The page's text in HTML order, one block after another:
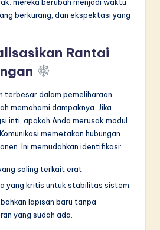
mereka berubah menjadi waktu
berkurang, dan ekspektasi yang
Rantai
terbesar dalam pemeliharaan
memahami dampaknya. Jika
inti, apakah Anda merusak modul
memetakan hubungan
Ini memudahkan identifikasi:
saling terkait erat.
yang kritis untuk stabilitas sistem.
lapisan baru tanpa
yang sudah ada.